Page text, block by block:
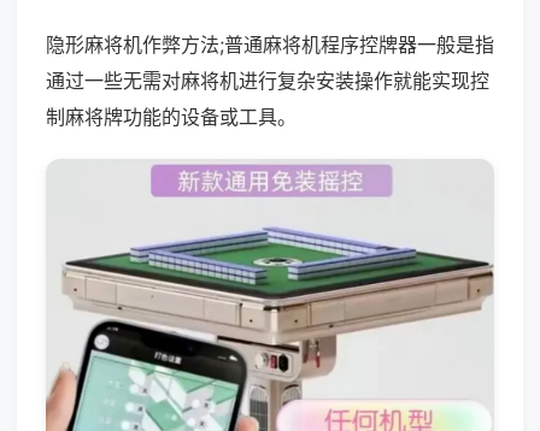
隐形麻将机作弊方法;普通麻将机程序控牌器一般是指
通过一些无需对麻将机进行复杂安装操作就能实现控
制麻将牌功能的设备或工具。